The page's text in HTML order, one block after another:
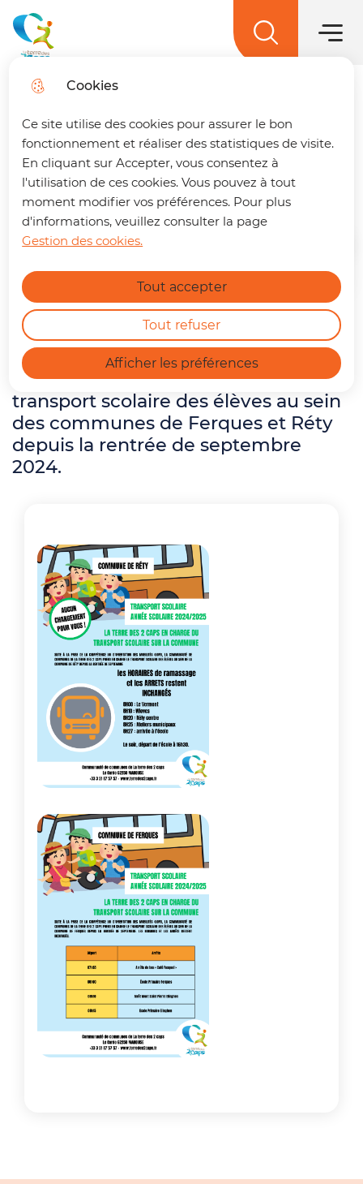
Cookies
Ce site utilise des cookies pour assurer le bon
fonctionnement et réaliser des statistiques de visite.
En cliquant sur Accepter, vous consentez à
l'utilisation de ces cookies. Vous pouvez à tout
moment modifier vos préférences. Pour plus
d'informations, veuillez consulter la page
Gestion des cookies.
Afficher les préférences
Tout accepter
Tout refuser
Aller
au
menu
contenu
principal
Aller au
sitemap
🚌 Vos déplacements simplifiés sur La
terre des 2 caps !Un trajet à préparer ?
Retrouvez dès maintenant notre nouvelle
page dédiée à la mobilité. En quelques clics,
vous pouvez :
Connaître l'horaire du prochain bus à
votre arrêt.
Consulter les tracés et fiches horaires
https://terredes2caps.fr/trouver-son-trajet
En savoir plus
La terre des 2 caps Menu
Transport scolaire
Accueil
Suite à la prise de la compétence Loi
d’Orientation des Mobilités (LOM), la
Communauté de Communes de La
terre des 2 caps prend en charge le
transport scolaire des élèves au sein
des communes de Ferques et Réty
depuis la rentrée de septembre
2024.